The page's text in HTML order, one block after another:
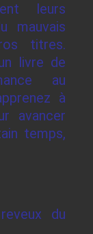
leurs
mauvais
titres.
livre de
au
à
avancer
temps,
du